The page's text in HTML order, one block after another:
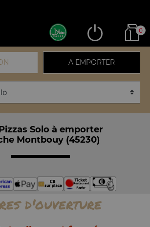
0
A EMPORTER
Solo à emporter
Montbouy (45230)
d'ouverture